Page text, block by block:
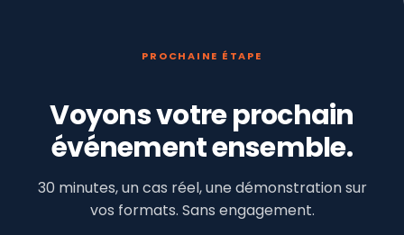
PROCHAINE ÉTAPE
Voyons votre prochain
événement ensemble.
30 minutes, un cas réel, une démonstration sur
vos formats. Sans engagement.